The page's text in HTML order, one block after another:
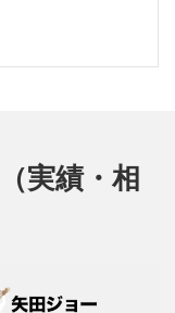
実績・相